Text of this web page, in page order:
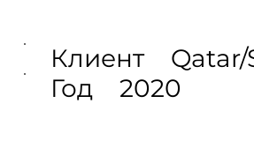
Клиент
Qatar/
Год
2020